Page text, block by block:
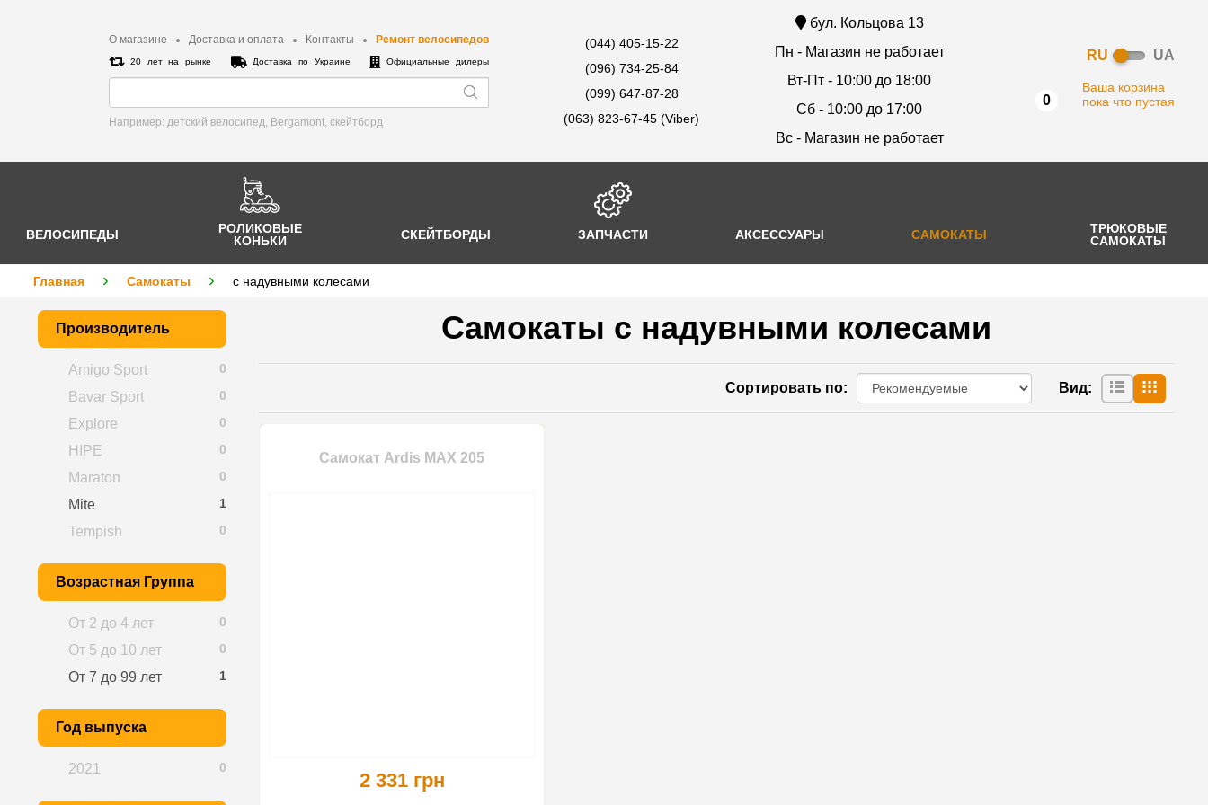
О магазине Доставка и оплата Контакты Ремонт велосипедов
20 лет на рынке Доставка по Украине Официальные дилеры
Например: детский велосипед, Bergamont, cкейтборд
(044) 405-15-22
(096) 734-25-84
(099) 647-87-28
(063) 823-67-45 (Viber)
бул. Кольцова 13
Пн - Магазин не работает
Вт-Пт - 10:00 до 18:00
Сб - 10:00 до 17:00
Вс - Магазин не работает
RU UA
0
Ваша корзина
пока что пустая
ВЕЛОСИПЕДЫ
РОЛИКОВЫЕ
КОНЬКИ
СКЕЙТБОРДЫ ЗАПЧАСТИ АКСЕССУАРЫ САМОКАТЫ
ТРЮКОВЫЕ
САМОКАТЫ
Главная Самокаты с надувными колесами
Самокаты с надувными колесами
Сортировать по: Вид:
Самокат Ardis MAX 205
2 331 грн
Производитель
0
Amigo Sport
0
Bavar Sport
0
Explore
0
HIPE
0
Maraton
1
Mite
0
Tempish
Возрастная Группа
0
От 2 до 4 лет
0
От 5 до 10 лет
1
От 7 до 99 лет
Год выпуска
0
2021